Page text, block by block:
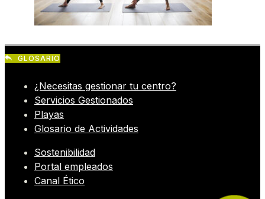
GLOSARIO
¿Necesitas gestionar tu centro?
Servicios Gestionados
Playas
Glosario de Actividades
Sostenibilidad
Portal empleados
Canal Ético